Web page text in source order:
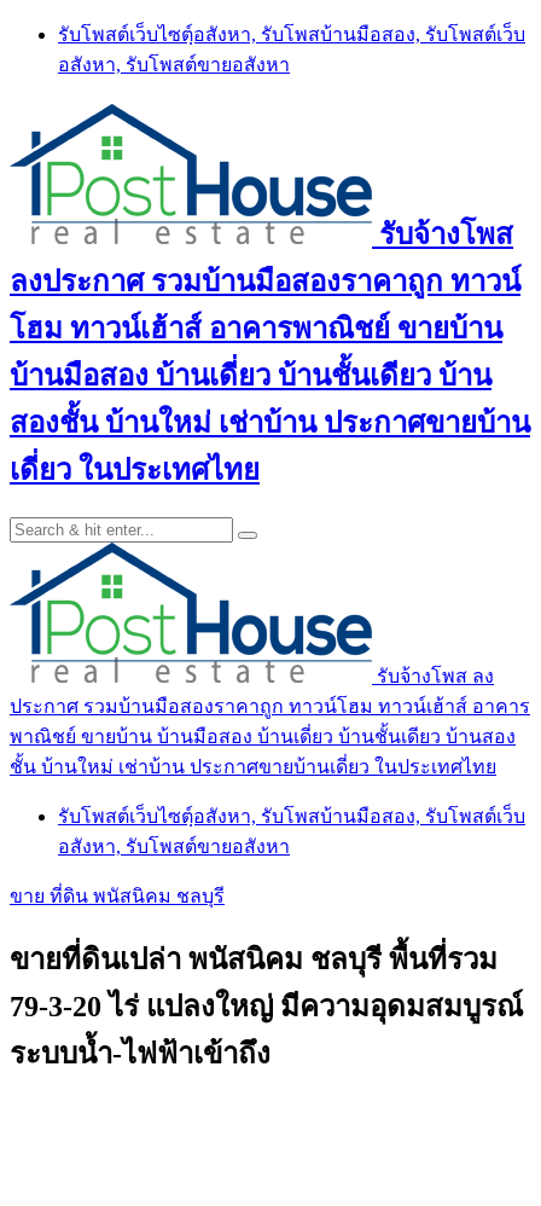
Skip
content
รับโพสต์เว็บไซตฺ์อสังหา, รับโพสบ้านมือสอง, รับโพสต์เว็บ
อสังหา, รับโพสต์ขายอสังหา
รับจ้างโพส
ลงประกาศ รวมบ้านมือสองราคาถูก ทาวน์
โฮม ทาวน์เฮ้าส์ อาคารพาณิชย์ ขายบ้าน
บ้านมือสอง บ้านเดี่ยว บ้านชั้นเดียว บ้าน
สองชั้น บ้านใหม่ เช่าบ้าน ประกาศขายบ้าน
เดี่ยว ในประเทศไทย
รับจ้างโพส ลง
ประกาศ รวมบ้านมือสองราคาถูก ทาวน์โฮม ทาวน์เฮ้าส์ อาคาร
พาณิชย์ ขายบ้าน บ้านมือสอง บ้านเดี่ยว บ้านชั้นเดียว บ้านสอง
ชั้น บ้านใหม่ เช่าบ้าน ประกาศขายบ้านเดี่ยว ในประเทศไทย
รับโพสต์เว็บไซตฺ์อสังหา, รับโพสบ้านมือสอง, รับโพสต์เว็บ
อสังหา, รับโพสต์ขายอสังหา
ขาย ที่ดิน พนัสนิคม ชลบุรี
ขายที่ดินเปล่า พนัสนิคม ชลบุรี พื้นที่รวม
79-3-20 ไร่ แปลงใหญ่ มีความอุดมสมบูรณ์
ระบบน้ำ-ไฟฟ้าเข้าถึง